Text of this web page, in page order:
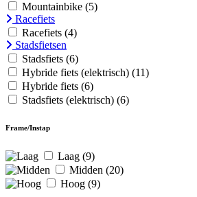
Mountainbike (5)
Racefiets
Racefiets (4)
Stadsfietsen
Stadsfiets (6)
Hybride fiets (elektrisch) (11)
Hybride fiets (6)
Stadsfiets (elektrisch) (6)
Frame/Instap
Laag (9)
Midden (20)
Hoog (9)